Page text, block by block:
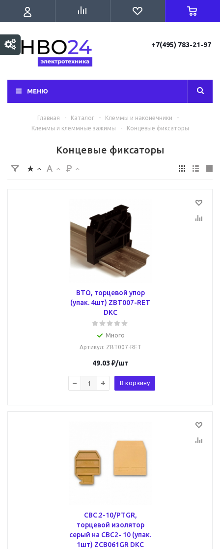
+7(495) 783-21-97
МЕНЮ
Главная - Каталог - Клеммы и наконечники
-
Клеммы и клеммные зажимы
- Концевые фиксаторы
Концевые фиксаторы
BTO, торцевой упор
(упак. 4шт) ZBT007-RET
DKC
Много
Артикул: ZBT007-RET
49.03 ₽/шт
В корзину
CBC.2-10/PTGR,
торцевой изолятор
серый на СВС2- 10 (упак.
1шт) ZCB061GR DKC